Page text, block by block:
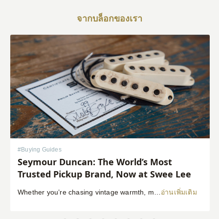
จากบล็อกของเรา
#Buying Guides
Seymour Duncan: The World’s Most
Trusted Pickup Brand, Now at Swee Lee
อ่านเพิ่มเติม